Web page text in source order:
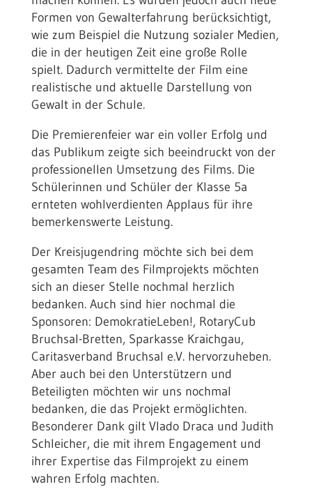
Formen von Gewalterfahrung berücksichtigt,
wie zum Beispiel die Nutzung sozialer Medien,
die in der heutigen Zeit eine große Rolle
spielt. Dadurch vermittelte der Film eine
realistische und aktuelle Darstellung von
Gewalt in der Schule.
Die Premierenfeier war ein voller Erfolg und
das Publikum zeigte sich beeindruckt von der
professionellen Umsetzung des Films. Die
Schülerinnen und Schüler der Klasse 5a
ernteten wohlverdienten Applaus für ihre
bemerkenswerte Leistung.
Der Kreisjugendring möchte sich bei dem
gesamten Team des Filmprojekts möchten
sich an dieser Stelle nochmal herzlich
bedanken. Auch sind hier nochmal die
Sponsoren: DemokratieLeben!, RotaryCub
Bruchsal-Bretten, Sparkasse Kraichgau,
Caritasverband Bruchsal e.V. hervorzuheben.
Aber auch bei den Unterstützern und
Beteiligten möchten wir uns nochmal
bedanken, die das Projekt ermöglichten.
Besonderer Dank gilt Vlado Draca und Judith
Schleicher, die mit ihrem Engagement und
ihrer Expertise das Filmprojekt zu einem
wahren Erfolg machten.